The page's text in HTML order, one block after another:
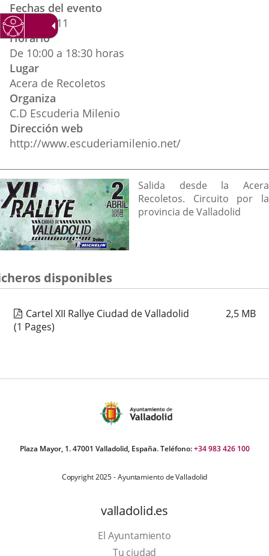
del
evento
Fechas del evento
2 abril
2011
Horario
De 10:00 a 18:30 horas
Lugar
Acera de Recoletos
Organiza
C.D Escuderia Milenio
Dirección web
http://www.escuderiamilenio.net/
Descripción
Salida desde la Acera
Recoletos. Circuito por la
provincia de Valladolid
disponibles
Cartel XII Rallye Ciudad de Valladolid 2,5 MB
(1 Pages)
Plaza Mayor, 1. 47001 Valladolid, España. Teléfono:+34 983 426 100
Copyright 2025 - Ayuntamiento de Valladolid
valladolid.es
El Ayuntamiento
Tu ciudad